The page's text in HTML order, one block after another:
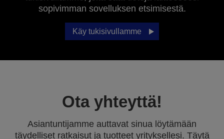
sopivimman sovelluksen etsimisestä.
Käy tukisivullamme
Ota yhteyttä!
Asiantuntijamme auttavat sinua löytämään
täydelliset ratkaisut ja tuotteet yrityksellesi. Täytä